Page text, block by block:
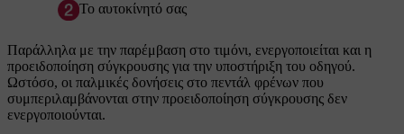
Το αυτοκίνητό σας
Παράλληλα με την παρέμβαση στο τιμόνι, ενεργοποιείται και η
προειδοποίηση σύγκρουσης για την υποστήριξη του οδηγού.
Ωστόσο, οι παλμικές δονήσεις στο πεντάλ φρένων που
συμπεριλαμβάνονται στην προειδοποίηση σύγκρουσης δεν
ενεργοποιούνται.